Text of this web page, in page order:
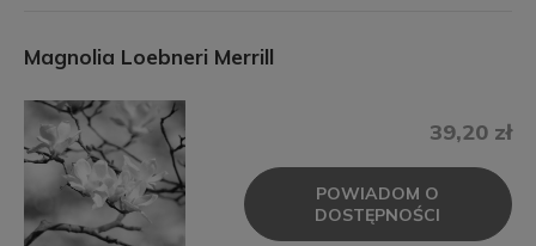
Magnolia Loebneri Merrill
39,20 zł
POWIADOM O
DOSTĘPNOŚCI